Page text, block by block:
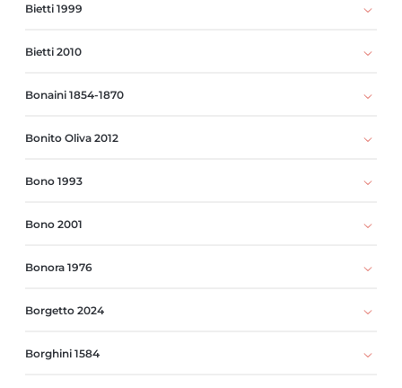
Bietti 1999
Bietti 2010
Bonaini 1854-1870
Bonito Oliva 2012
Bono 1993
Bono 2001
Bonora 1976
Borgetto 2024
Borghini 1584